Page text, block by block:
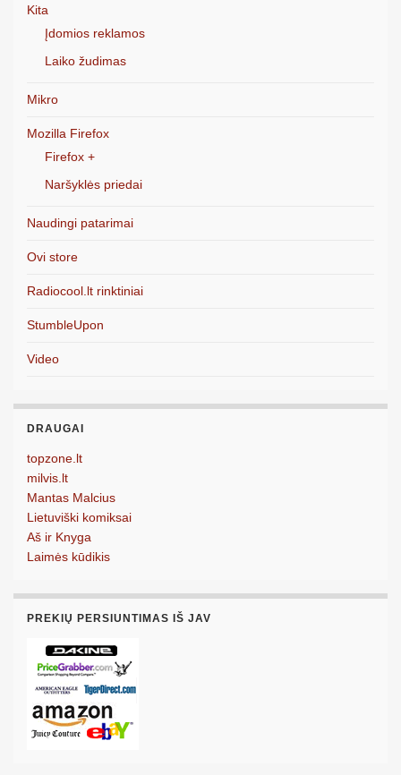
Kita
Įdomios reklamos
Laiko žudimas
Mikro
Mozilla Firefox
Firefox +
Naršyklės priedai
Naudingi patarimai
Ovi store
Radiocool.lt rinktiniai
StumbleUpon
Video
DRAUGAI
topzone.lt
milvis.lt
Mantas Malcius
Lietuviški komiksai
Aš ir Knyga
Laimės kūdikis
PREKIŲ PERSIUNTIMAS IŠ JAV